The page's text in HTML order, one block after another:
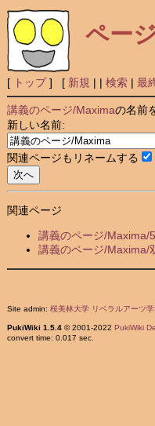
ペー
[ トップ] [ 新規 | | 検索| 最
講義のページ/Maximaの名前
新しい名前:
関連ページもリネームする
関連ページ
講義のページ/Maxima/
講義のページ/Maxima/
Site admin: 桜美林大学 リベラルアーツ
PukiWiki 1.5.4© 2001-2022 PukiWiki
convert time: 0.017 sec.